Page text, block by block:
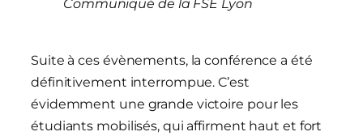
Communiqué de la FSE Lyon
Suite à ces évènements, la conférence a été
définitivement interrompue. C’est
évidemment une grande victoire pour les
étudiants mobilisés, qui affirment haut et fort